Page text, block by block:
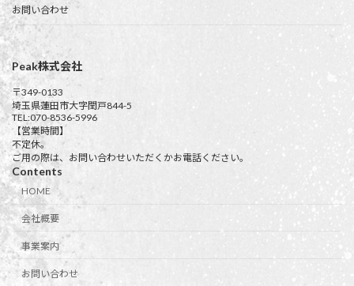
お問い合わせ
Peak株式会社
〒349-0133
埼玉県蓮田市大字閏戸844-5
TEL:070-8536-5996
【営業時間】
不定休。
ご用の際は、お問い合わせいただくかお電話ください。
Contents
HOME
会社概要
事業案内
お問い合わせ